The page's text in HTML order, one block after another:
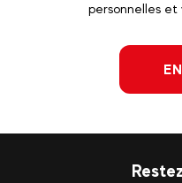
personnelles et